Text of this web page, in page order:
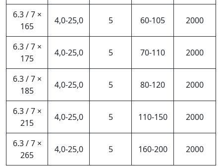
6.3 / 7 ×
165
4,0-25,0 5 60-105 2000
6.3 / 7 ×
175
4,0-25,0 5 70-110 2000
6.3 / 7 ×
185
4,0-25,0 5 80-120 2000
6.3 / 7 ×
215
4,0-25,0 5 110-150 2000
6.3 / 7 ×
265
4,0-25,0 5 160-200 2000